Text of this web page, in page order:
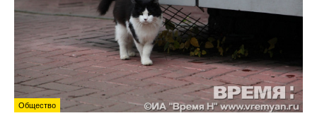
Общество